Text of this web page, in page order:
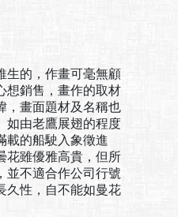
的，作畫可毫無顧
想銷售，畫作的取材
，畫面題材及名稱也
如由老鷹展翅的程度
載的船駛入象徵進
花雖優雅高貴，但所
並不適合作公司行號
久性，自不能如曼花